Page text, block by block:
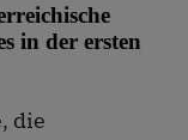
in der ersten
die